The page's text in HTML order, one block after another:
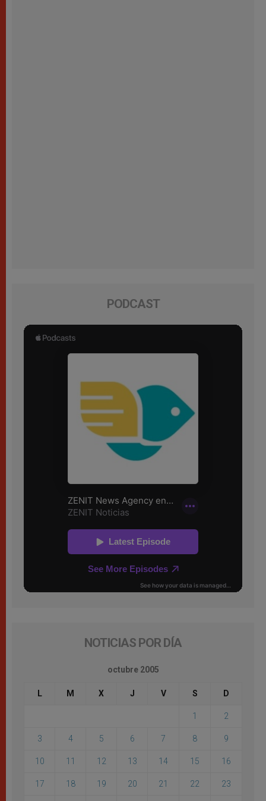
PODCAST
NOTICIAS POR DÍA
octubre 2005
L M X J V S D
1 2
3 4 5 6 7 8 9
10 11 12 13 14 15 16
17 18 19 20 21 22 23